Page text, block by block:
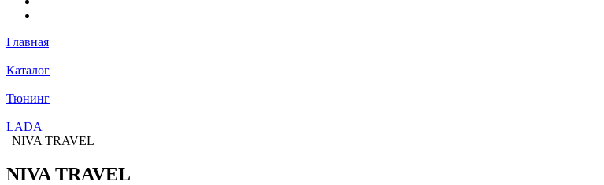
Главная
Каталог
Тюнинг
LADA
NIVA TRAVEL
NIVA TRAVEL